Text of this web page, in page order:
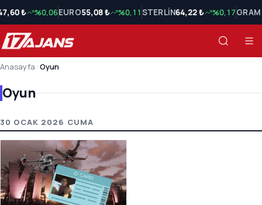
₺ %0,06EURO55,08 ₺ %0,11STERLİN64,22 ₺ %0,17
Anasayfa Oyun
Oyun
Oyun Son Haberler
30 OCAK 2026 CUMA